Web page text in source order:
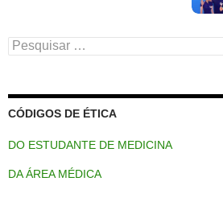
Pesquisar
por:
CÓDIGOS DE ÉTICA
DO ESTUDANTE DE MEDICINA
DA ÁREA MÉDICA